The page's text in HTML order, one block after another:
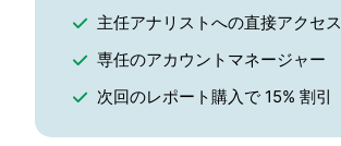
主任アナリストへの直接アクセス
専任のアカウントマネージャー
次回のレポート購入で 15% 割引